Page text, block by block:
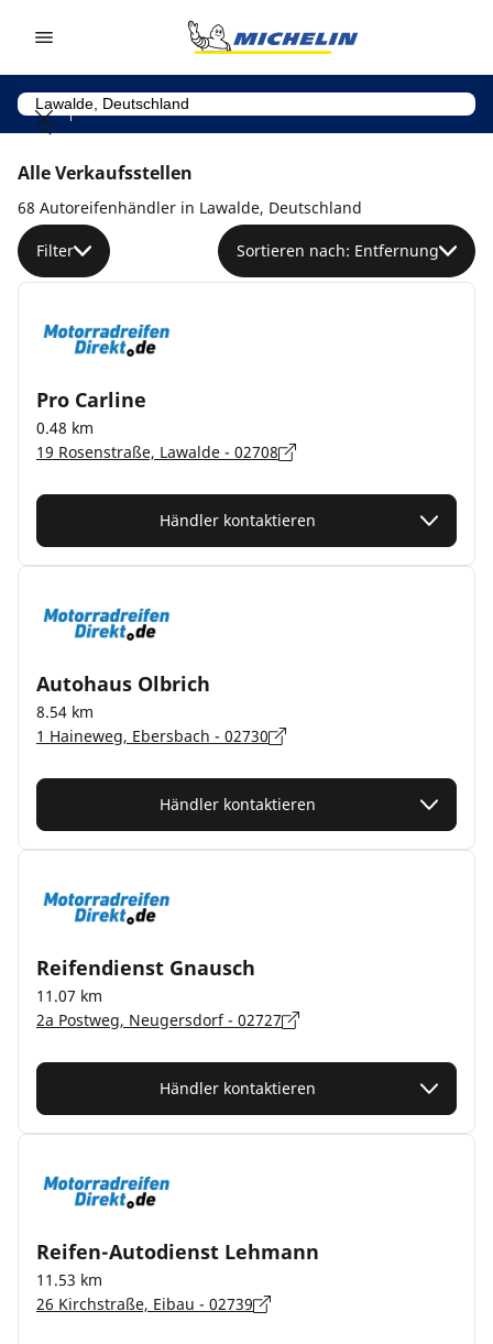
Alle Verkaufsstellen
68 Autoreifenhändler in Lawalde, Deutschland
Filter Sortieren nach: Entfernung
Pro Carline
0.48 km
19 Rosenstraße, Lawalde - 02708
Händler kontaktieren
Autohaus Olbrich
8.54 km
1 Haineweg, Ebersbach - 02730
Händler kontaktieren
Reifendienst Gnausch
11.07 km
2a Postweg, Neugersdorf - 02727
Händler kontaktieren
Reifen-Autodienst Lehmann
11.53 km
26 Kirchstraße, Eibau - 02739